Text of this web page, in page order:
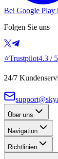
Bei Google Play
Folgen Sie uns
⭐Trustpilot4.3 / 5
24/7
Über uns
Navigation
Richtlinien